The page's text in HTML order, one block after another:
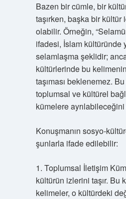
Bazen bir cümle, bir
taşırken, başka bir kültür
olabilir. Örneğin,
ifadesi, İslam kültüründe
selamlaşma şeklidir;
kültürlerinde bu
taşıması beklenemez.
toplumsal ve kültürel
kümelere
Konuşmanın sosyo-
şunlarla ifade edilebilir:
1. Toplumsal İletişim
kültürün izlerini taşır. Bu
kelimeler, o kültürdeki